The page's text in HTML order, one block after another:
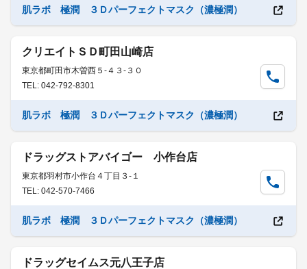
肌ラボ 極潤 ３Ｄパーフェクトマスク（濃極潤）
クリエイトＳＤ町田山崎店
東京都町田市木曽西５-４３-３０
TEL: 042-792-8301
肌ラボ 極潤 ３Ｄパーフェクトマスク（濃極潤）
ドラッグストアバイゴー 小作台店
東京都羽村市小作台４丁目３-１
TEL: 042-570-7466
肌ラボ 極潤 ３Ｄパーフェクトマスク（濃極潤）
ドラッグセイムス元八王子店